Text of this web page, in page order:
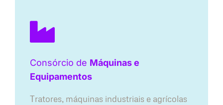
Consórcio de Máquinas e
Equipamentos
Tratores, máquinas industriais e agrícolas